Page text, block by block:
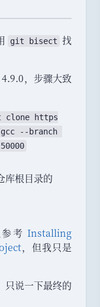
git bisect 找
， 步骤大致
clone
https
gcc -- branch
50000
库根目录的
考 Installing
， 但我只是
只说一下最终的